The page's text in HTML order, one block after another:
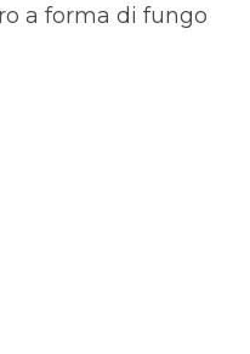
a forma di fungo